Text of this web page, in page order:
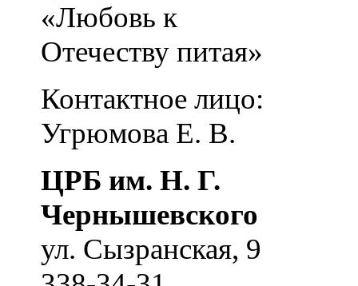
«Любовь к
Отечеству питая»
Контактное лицо:
Угрюмова Е. В.
ЦРБ им. Н. Г.
Чернышевского
ул. Сызранская, 9